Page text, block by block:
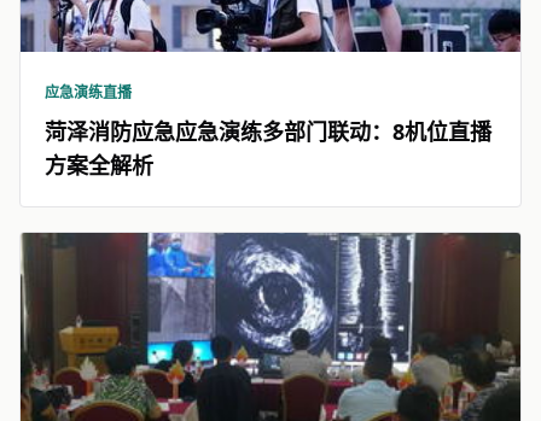
应急演练直播
菏泽消防应急应急演练多部门联动：8机位直播
方案全解析